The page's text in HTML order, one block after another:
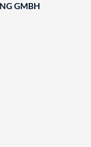
GMBH